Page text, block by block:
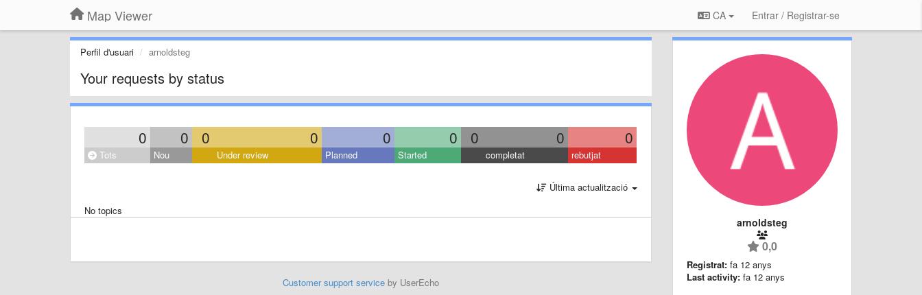
Map Viewer CA Entrar / Registrar-se
Perfil d'usuari arnoldsteg
Your requests by status
0 0 0 0 0 0 0 0 0
Tots Nou Under review Planned Started completat rebutjat
Última actualització
No topics
Customer support serviceby UserEcho
arnoldsteg
0,0
Registrat: fa 12 anys
Last activity: fa 12 anys